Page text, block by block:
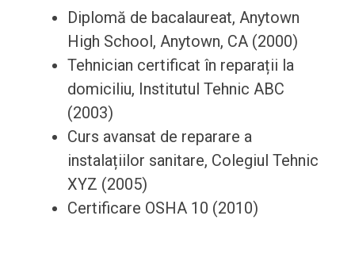
Diplomă de bacalaureat, Anytown
High School, Anytown, CA (2000)
Tehnician certificat în reparații la
domiciliu, Institutul Tehnic ABC
(2003)
Curs avansat de reparare a
instalațiilor sanitare, Colegiul Tehnic
XYZ (2005)
Certificare OSHA 10 (2010)